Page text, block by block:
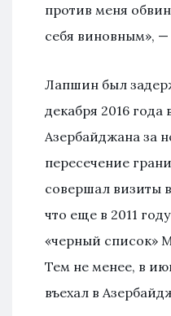
против меня
себя виновным», —
Лапшин был
декабря 2016
Азербайджана за
пересечение
совершал визиты
что еще в 2011
«черный список»
Тем не менее, в
въехал в